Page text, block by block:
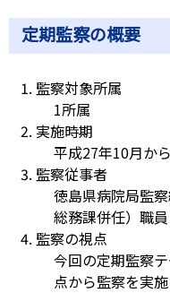
定期監察の概要
監察対象所属
1所属
実施時期
平成27年10月か
監察従事者
徳島県病院局監
総務課併任）職員
監察の視点
今回の定期監察
点から監察を実施